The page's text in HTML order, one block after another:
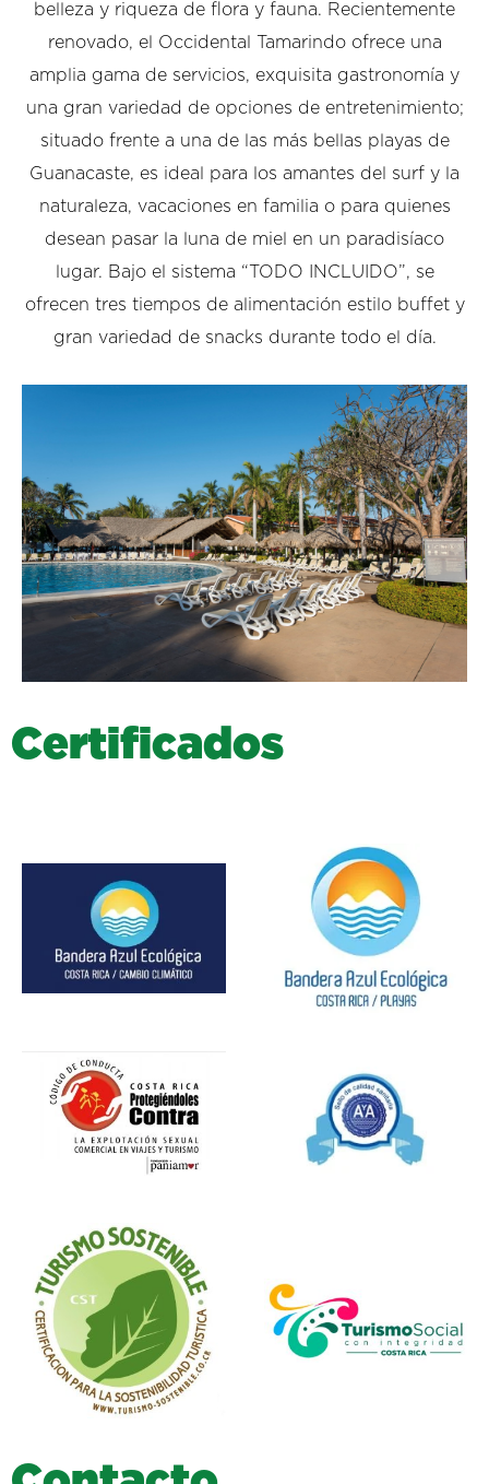
belleza y riqueza de flora y fauna. Recientemente
renovado, el Occidental Tamarindo ofrece una
amplia gama de servicios, exquisita gastronomía y
una gran variedad de opciones de entretenimiento;
situado frente a una de las más bellas playas de
Guanacaste, es ideal para los amantes del surf y la
naturaleza, vacaciones en familia o para quienes
desean pasar la luna de miel en un paradisíaco
lugar. Bajo el sistema “TODO INCLUIDO”, se
ofrecen tres tiempos de alimentación estilo buffet y
gran variedad de snacks durante todo el día.
Certificad os